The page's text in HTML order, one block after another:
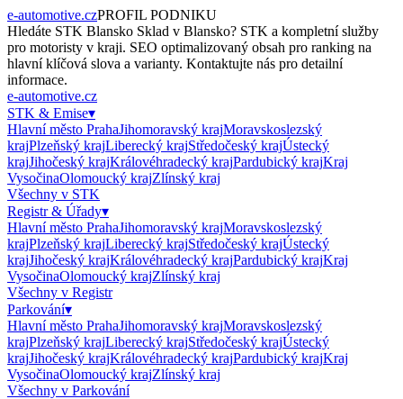
e-automotive.czPROFIL PODNIKU
Hledáte STK Blansko Sklad v Blansko? STK a kompletní služby
pro motoristy v kraji. SEO optimalizovaný obsah pro ranking na
hlavní klíčová slova a varianty. Kontaktujte nás pro detailní
informace.
e-automotive.cz
STK & Emise▾
Hlavní město PrahaJihomoravský krajMoravskoslezský
krajPlzeňský krajLiberecký krajStředočeský krajÚstecký
krajJihočeský krajKrálovéhradecký krajPardubický krajKraj
VysočinaOlomoucký krajZlínský kraj
Všechny v STK
Registr & Úřady▾
Hlavní město PrahaJihomoravský krajMoravskoslezský
krajPlzeňský krajLiberecký krajStředočeský krajÚstecký
krajJihočeský krajKrálovéhradecký krajPardubický krajKraj
VysočinaOlomoucký krajZlínský kraj
Všechny v Registr
Parkování▾
Hlavní město PrahaJihomoravský krajMoravskoslezský
krajPlzeňský krajLiberecký krajStředočeský krajÚstecký
krajJihočeský krajKrálovéhradecký krajPardubický krajKraj
VysočinaOlomoucký krajZlínský kraj
Všechny v Parkování